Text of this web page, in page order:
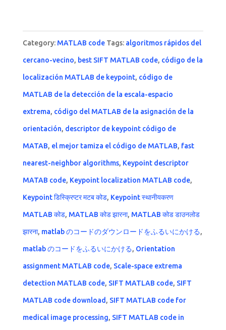
Category: MATLAB code Tags: algoritmos rápidos del
cercano-vecino, best SIFT MATLAB code, código de la
localización MATLAB de keypoint, código de
MATLAB de la detección de la escala-espacio
extrema, código del MATLAB de la asignación de la
orientación, descriptor de keypoint código de
MATAB, el mejor tamiza el código de MATLAB, fast
nearest-neighbor algorithms, Keypoint descriptor
MATAB code, Keypoint localization MATLAB code,
Keypoint डिस्क्रिप्टर मटब कोड, Keypoint स्थानीयकरण
MATLAB कोड, MATLAB कोड झारना, MATLAB कोड डाउनलोड
झारना, matlab のコードのダウンロードをふるいにかける,
matlab のコードをふるいにかける, Orientation
assignment MATLAB code, Scale-space extrema
detection MATLAB code, SIFT MATLAB code, SIFT
MATLAB code download , SIFT MATLAB code for
medical image processing, SIFT MATLAB code in